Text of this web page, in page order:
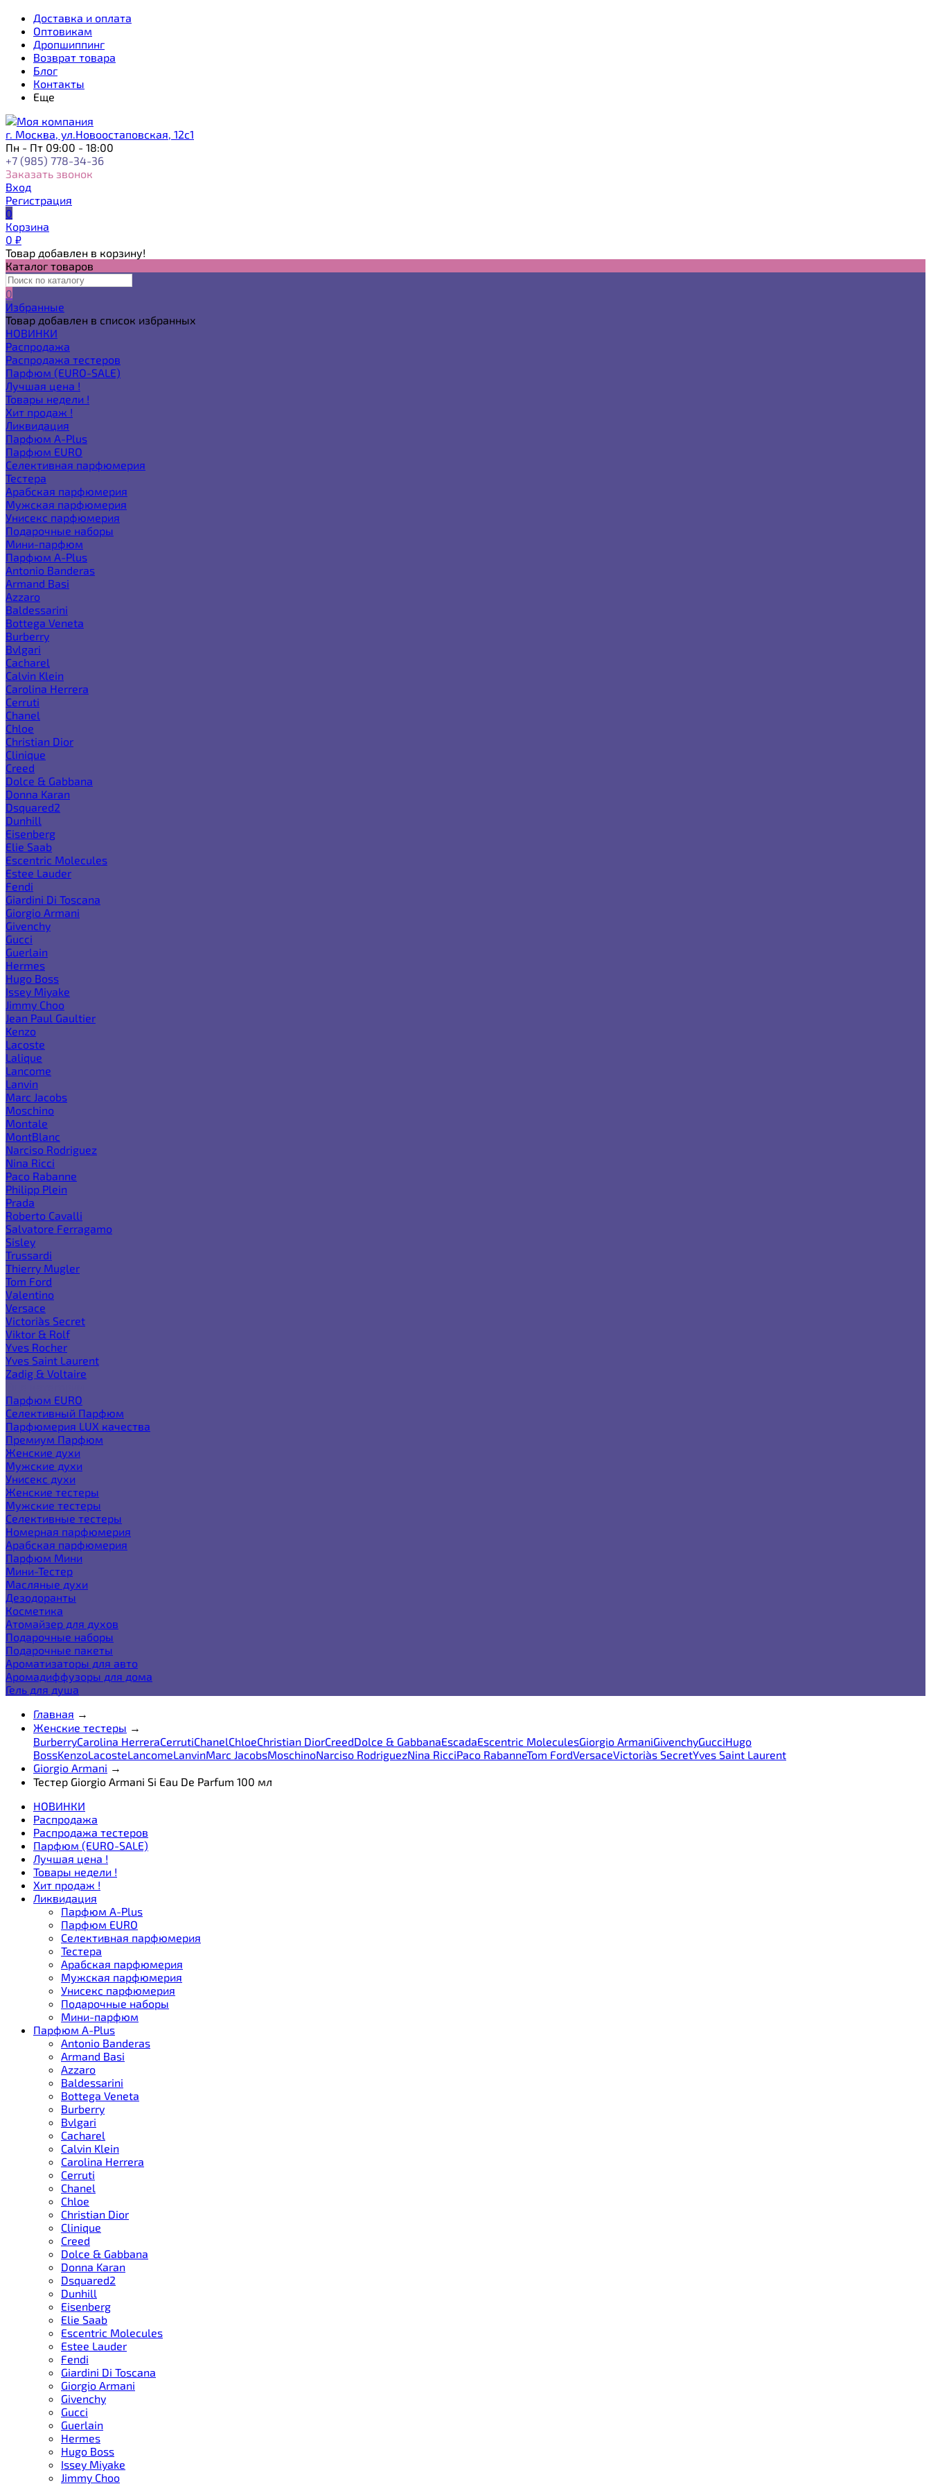
Доставка и оплата
Оптовикам
Дропшиппинг
Возврат товара
Блог
Контакты
Еще
г. Москва, ул.Новоостаповская, 12с1
Пн - Пт 09:00 - 18:00
+7 (985) 778-34-36
Заказать звонок
Вход
Регистрация
0
Корзина
0 ₽
Товар добавлен в корзину!
Каталог товаров
0
Избранные
Товар добавлен в список избранных
НОВИНКИ
Распродажа
Распродажа тестеров
Парфюм (EURO-SALE)
Лучшая цена !
Товары недели !
Хит продаж !
Ликвидация
Парфюм A-Plus
Парфюм EURO
Селективная парфюмерия
Тестера
Арабская парфюмерия
Мужская парфюмерия
Унисекс парфюмерия
Подарочные наборы
Мини-парфюм
Парфюм A-Plus
Antonio Banderas
Armand Basi
Azzaro
Baldessarini
Bottega Veneta
Burberry
Bvlgari
Cacharel
Calvin Klein
Carolina Herrera
Cerruti
Chanel
Chloe
Christian Dior
Clinique
Creed
Dolce & Gabbana
Donna Karan
Dsquared2
Dunhill
Eisenberg
Elie Saab
Escentric Molecules
Estee Lauder
Fendi
Giardini Di Toscana
Giorgio Armani
Givenchy
Gucci
Guerlain
Hermes
Hugo Boss
Issey Miyake
Jimmy Choo
Jean Paul Gaultier
Kenzo
Lacoste
Lalique
Lancome
Lanvin
Marc Jacobs
Moschino
Montale
MontBlanc
Narciso Rodriguez
Nina Ricci
Paco Rabanne
Philipp Plein
Prada
Roberto Cavalli
Salvatore Ferragamo
Sisley
Trussardi
Thierry Mugler
Tom Ford
Valentino
Versace
Victoria`s Secret
Viktor & Rolf
Yves Rocher
Yves Saint Laurent
Zadig & Voltaire
Парфюм EURO
Селективный Парфюм
Парфюмерия LUX качества
Премиум Парфюм
Женские духи
Мужские духи
Унисекс духи
Женские тестеры
Мужские тестеры
Селективные тестеры
Номерная парфюмерия
Арабская парфюмерия
Парфюм Мини
Мини-Тестер
Масляные духи
Дезодоранты
Косметика
Атомайзер для духов
Подарочные наборы
Подарочные пакеты
Ароматизаторы для авто
Аромадиффузоры для дома
Гель для душа
Главная →
Женские тестеры →
BurberryCarolina HerreraCerrutiChanelChloeChristian DiorCreedDolce & GabbanaEscadaEscentric MoleculesGiorgio ArmaniGivenchyGucciHugo
BossKenzoLacosteLancomeLanvinMarc JacobsMoschinoNarciso RodriguezNina RicciPaco RabanneTom FordVersaceVictoria`s SecretYves Saint Laurent
Giorgio Armani →
Тестер Giorgio Armani Si Eau De Parfum 100 мл
НОВИНКИ
Распродажа
Распродажа тестеров
Парфюм (EURO-SALE)
Лучшая цена !
Товары недели !
Хит продаж !
Ликвидация
Парфюм A-Plus
Парфюм EURO
Селективная парфюмерия
Тестера
Арабская парфюмерия
Мужская парфюмерия
Унисекс парфюмерия
Подарочные наборы
Мини-парфюм
Парфюм A-Plus
Antonio Banderas
Armand Basi
Azzaro
Baldessarini
Bottega Veneta
Burberry
Bvlgari
Cacharel
Calvin Klein
Carolina Herrera
Cerruti
Chanel
Chloe
Christian Dior
Clinique
Creed
Dolce & Gabbana
Donna Karan
Dsquared2
Dunhill
Eisenberg
Elie Saab
Escentric Molecules
Estee Lauder
Fendi
Giardini Di Toscana
Giorgio Armani
Givenchy
Gucci
Guerlain
Hermes
Hugo Boss
Issey Miyake
Jimmy Choo